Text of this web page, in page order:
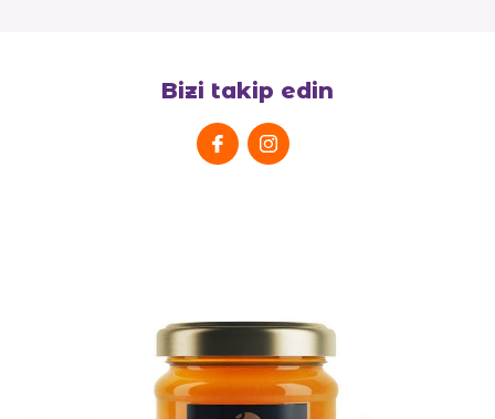
Bizi takip edin